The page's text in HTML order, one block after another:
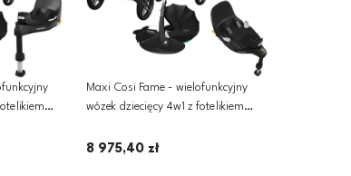
Maxi Cosi Fame - wielofunkcyjny
wózek dziecięcy 4w1 z fotelikiem
360 PRO | Twillic Black Luxe
8 975,40 zł